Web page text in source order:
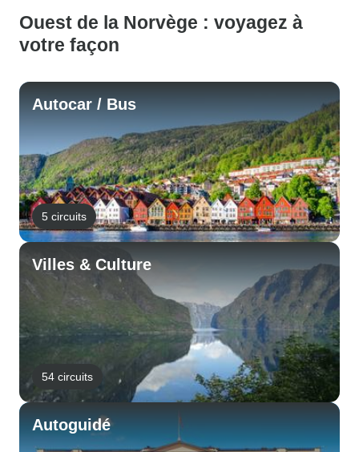
Ouest de la Norvège : voyagez à
votre façon
Autocar / Bus
5 circuits
Villes & Culture
54 circuits
Autoguidé